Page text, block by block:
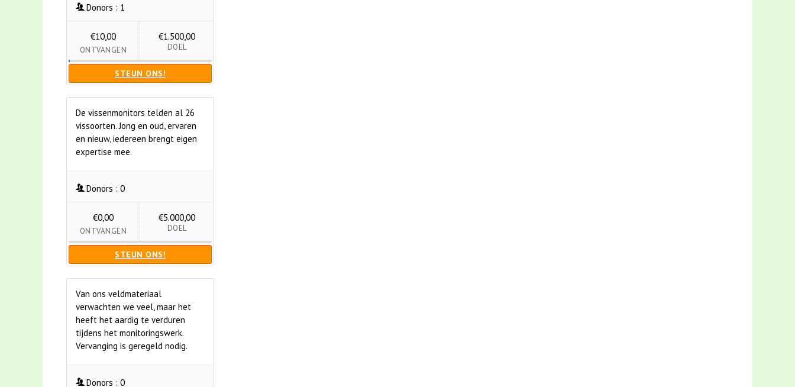
Donors : 1
€10,00
ONTVANGEN
€1.500,00
DOEL
STEUN ONS!
De vissenmonitors telden al 26
vissoorten. Jong en oud, ervaren
en nieuw, iedereen brengt eigen
expertise mee.
Donors : 0
€0,00
ONTVANGEN
€5.000,00
DOEL
STEUN ONS!
Van ons veldmateriaal
verwachten we veel, maar het
heeft het aardig te verduren
tijdens het monitoringswerk.
Vervanging is geregeld nodig.
Donors : 0